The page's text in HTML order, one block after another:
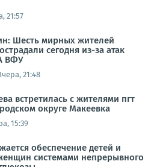
21:57
Шесть мирных жителей
сегодня из-за атак
ВФУ
21:48
встретилась с жителями пгт
округе Макеевка
15:39
обеспечение детей и
системами непрерывного